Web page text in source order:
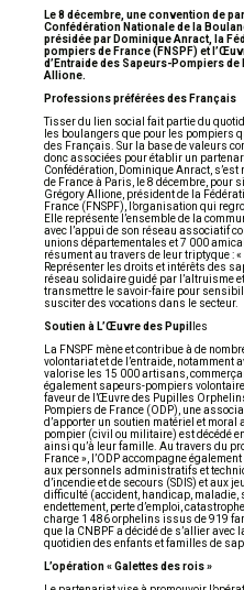
Le 8 décembre, une convention de
Confédération Nationale de la
présidée par Dominique Anract, la
pompiers de France (FNSPF) et
d’Entraide des Sapeurs-Pompiers
Allione.
Professions préférées des Français
Tisser du lien social fait partie du
les boulangers que pour les pompiers
des Français. Sur la base de valeurs
donc associées pour établir un
Confédération, Dominique Anract,
de France à Paris, le 8 décembre, pour
Grégory Allione, président de la
France (FNSPF), l’organisation qui
Elle représente l’ensemble de la
avec l’appui de son réseau associatif
unions départementales et 7 000
résument au travers de leur triptyque :
Représenter les droits et intérêts des
réseau solidaire guidé par l’altruisme
transmettre le savoir-faire pour
susciter des vocations dans le secteur.
Soutien à L’Œuvre des Pupil les
La FNSPF mène et contribue à de
volontariat et de l’entraide, notamment
valorise les 15 000 artisans,
également sapeurs-pompiers
faveur de l’Œuvre des Pupilles
Pompiers de France (ODP), une
d’apporter un soutien matériel et
pompier (civil ou militaire) est décédé
ainsi qu’à leur famille. Au travers du
France », l’ODP accompagne
aux personnels administratifs et
d’incendie et de secours (SDIS) et aux
difficulté (accident, handicap, maladie,
endettement, perte d’emploi,
charge 1 486 orphelins issus de 919
que la CNBPF a décidé de s’allier avec
quotidien des enfants et familles de
L’opération « Galettes des rois »